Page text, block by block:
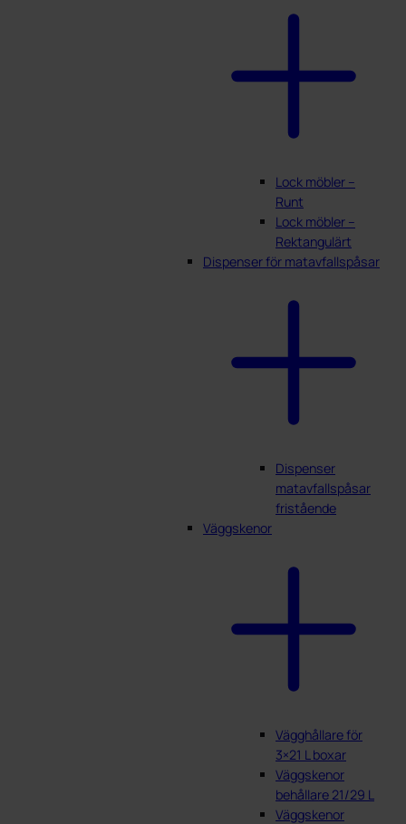
Lock möbler –
Runt
Lock möbler –
Rektangulärt
Dispenser för matavfallspåsar
Dispenser
matavfallspåsar
fristående
Väggskenor
Vägghållare för
3×21 L boxar
Väggskenor
behållare 21/29 L
Väggskenor